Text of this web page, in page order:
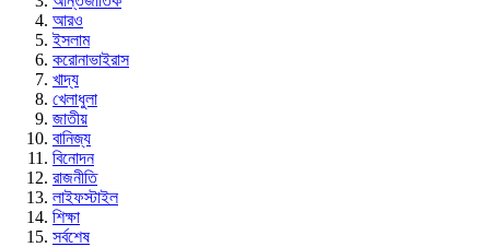
আরও
ইসলাম
করোনাভাইরাস
খাদ্য
খেলাধুলা
জাতীয়
বানিজ্য
বিনোদন
রাজনীতি
লাইফস্টাইল
শিক্ষা
সর্বশেষ